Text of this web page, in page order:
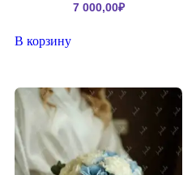
7 000,00₽
В корзину